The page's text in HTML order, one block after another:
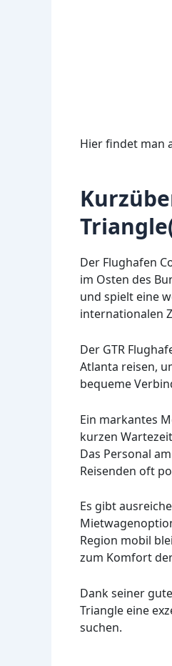
Hier findet man
Der Flughafen
im Osten des
und spielt eine
internationalen
Der GTR
Atlanta reisen,
bequeme
Ein markantes
kurzen
Das Personal
Reisenden oft
Es gibt
Region mobil
zum Komfort
Dank seiner
Triangle eine
suchen.